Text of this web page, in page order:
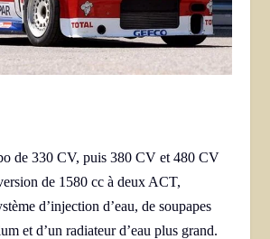
de 330 CV, puis 380 CV et 480 CV
de 1580 cc à deux ACT,
d’injection d’eau, de soupapes
et d’un radiateur d’eau plus grand.